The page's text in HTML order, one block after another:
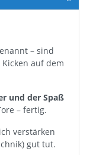
– sind
auf dem
und der Spaß
– fertig.
verstärken
gut tut.